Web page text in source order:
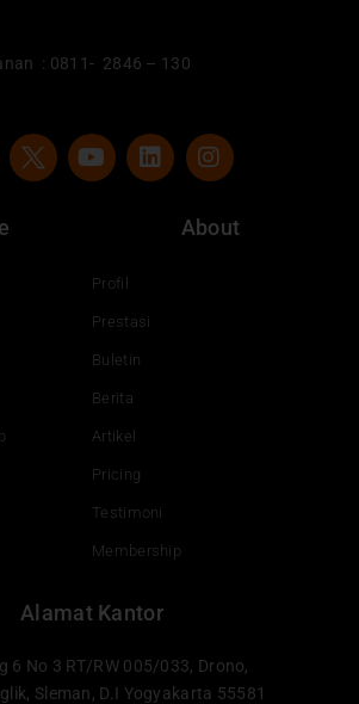
: 0811- 2846 – 130
Y
o
e
L
i
n
I
n
t
a
About
Profil
Prestasi
Buletin
Berita
Artikel
Pricing
Testimoni
Membership
Alamat Kantor
6 No 3 RT/RW 005/033, Drono,
Sleman, D.I Yogyakarta 55581